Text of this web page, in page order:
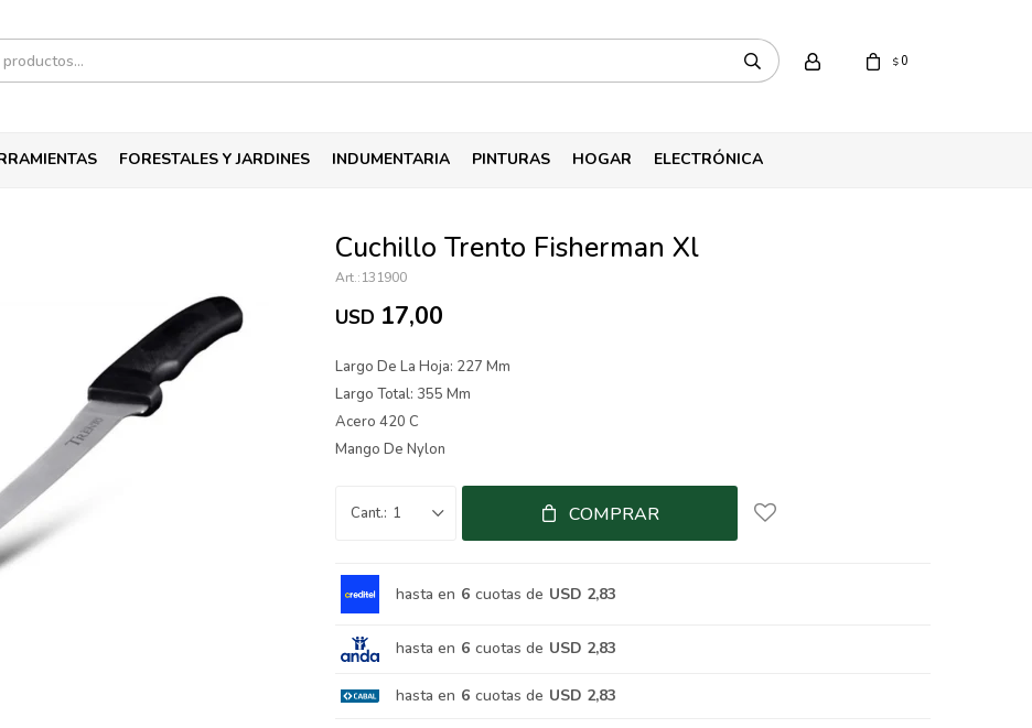
FORESTALES Y JARDINES INDUMENTARIA PINTURAS HOGAR ELECTRÓNICA
$ 0
Cuchillo Trento Fisherman Xl
131900
USD 17,00
Largo De La Hoja: 227 Mm
Largo Total: 355 Mm
Acero 420 C
Mango De Nylon
1 COMPRAR
hasta en 6 cuotas de USD 2,83
hasta en 6 cuotas de USD 2,83
hasta en 6 cuotas de USD 2,83